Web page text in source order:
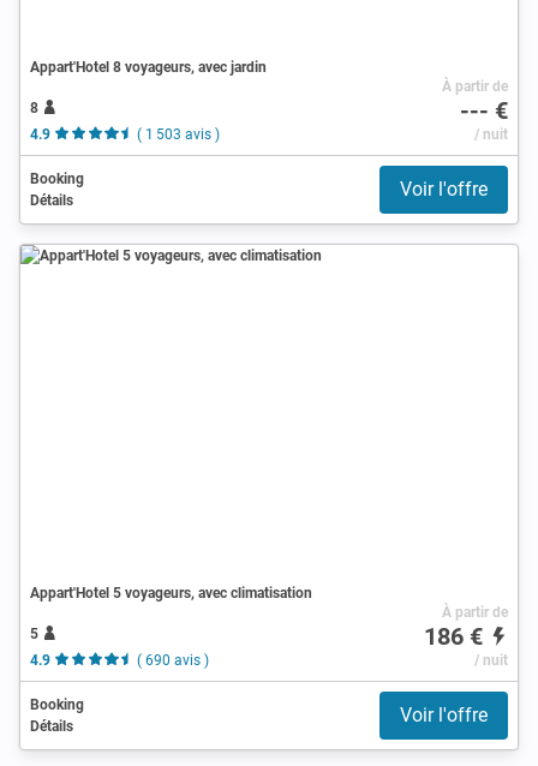
Appart'Hotel 8 voyageurs, avec jardin
8
4.9
( 1 503 avis )
À partir de
--- €
/ nuit
Booking
Détails
Voir l'offre
Appart'Hotel 5 voyageurs, avec climatisation
5
4.9
( 690 avis )
À partir de
186 €
/ nuit
Booking
Détails
Voir l'offre